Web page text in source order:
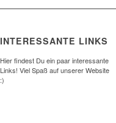
INTERESSANTE LINKS
Hier findest Du ein paar interessante
Links! Viel Spaß auf unserer Website
:)